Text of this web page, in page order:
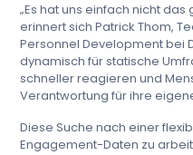
„Es hat uns einfach nicht
erinnert sich Patrick Thom,
Personnel Development bei
dynamisch für statische
schneller reagieren und
Verantwortung für ihre
Diese Suche nach einer
Engagement-Daten zu